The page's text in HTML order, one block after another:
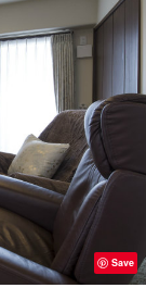
Save